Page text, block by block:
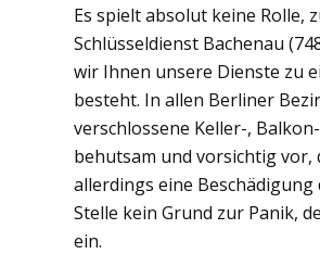
Es spielt absolut keine Rolle,
Schlüsseldienst Bachenau
wir Ihnen unsere Dienste zu
besteht. In allen Berliner
verschlossene Keller-,
behutsam und vorsichtig vor,
allerdings eine
Stelle kein Grund zur Panik,
ein.